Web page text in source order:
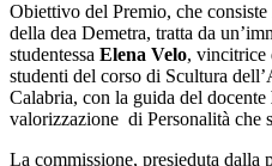
Obiettivo del Premio, che
della dea Demetra, tratta da
studentessa Elena Velo, vincitrice
studenti del corso di Scultura
Calabria, con la guida del docente
valorizzazione di Personalità che
La commissione, presieduta dalla